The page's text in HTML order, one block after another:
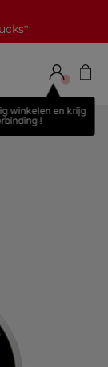
winkelen en krijg
!